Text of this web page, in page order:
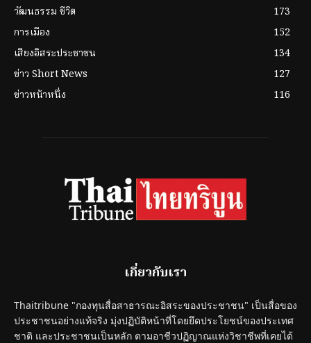
วัฒนธรรม ชีวิต
173
การเมือง
152
เสียงอิสระประชาชน
134
ข่าว Short News
127
ข่าวหน้าหนึ่ง
116
เกี่ยวกับเรา
Thaitribune "กองทุนสื่อสาธารณะอิสระของประชาชน" เป็นสื่อของ
ประชาชนอย่างแท้จริง มุ่งปฏิบัติหน้าที่โดยยึดประโยชน์ของประเทศ
ชาติ และประชาชนเป็นหลัก ตามอาชีวปฏิญาณแห่งวิชาชีพที่เคยได้